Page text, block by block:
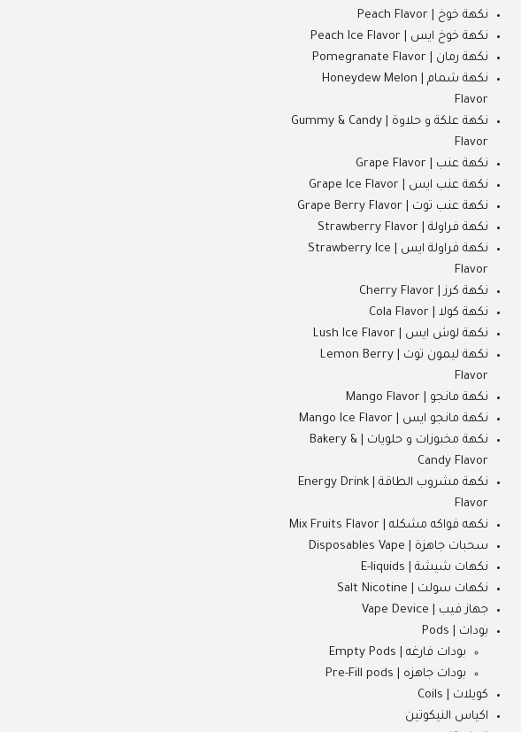
نكهة خوخ | Peach Flavor
نكهة خوخ ايس | Peach Ice Flavor
نكهة رمان | Pomegranate Flavor
نكهة شمام | Honeydew Melon
Flavor
نكهة علكة و حلاوة | Gummy & Candy
Flavor
نكهة عنب | Grape Flavor
نكهة عنب ايس | Grape Ice Flavor
نكهة عنب توت | Grape Berry Flavor
نكهة فراولة | Strawberry Flavor
نكهة فراولة ايس | Strawberry Ice
Flavor
نكهة كرز | Cherry Flavor
نكهة كولا | Cola Flavor
نكهة لوش ايس | Lush Ice Flavor
نكهة ليمون توت | Lemon Berry
Flavor
نكهة مانجو | Mango Flavor
نكهة مانجو ايس | Mango Ice Flavor
نكهة مخبوزات و حلويات | Bakery &
Candy Flavor
نكهة مشروب الطاقة | Energy Drink
Flavor
نكهه فواكه مشكله | Mix Fruits Flavor
سحبات جاهزة | Disposables Vape
نكهات شيشة | E-liquids
نكهات سولت | Salt Nicotine
جهاز فيب | Vape Device
بودات | Pods
بودات فارغه | Empty Pods
بودات جاهزه | Pre-Fill pods
كويلات | Coils
اكياس النيكوتين